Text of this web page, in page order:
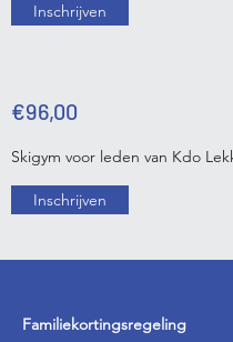
Inschrijven
€96,00
Skigym voor leden van Kdo
Inschrijven
Familiekortingsregeling